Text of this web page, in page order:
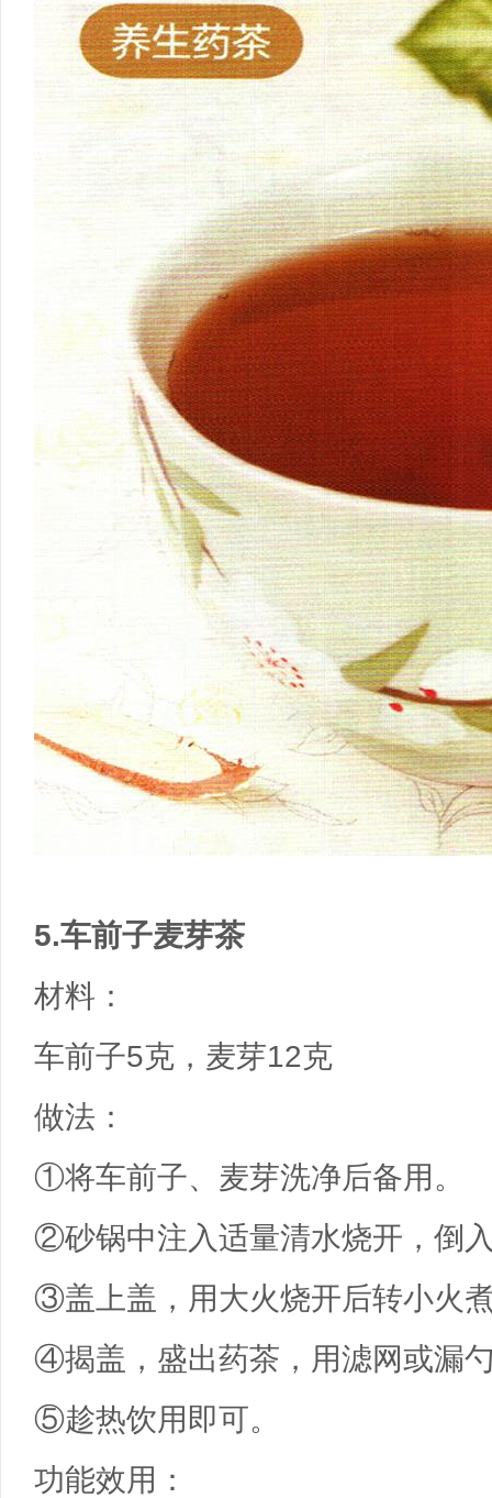
5.车前子麦芽茶
材料：
车前子5克，麦芽12克
做法：
①将车前子、麦芽洗净后备用。
②砂锅中注入适量清水烧开，倒
③盖上盖，用大火烧开后转小火
④揭盖，盛出药茶，用滤网或漏
⑤趁热饮用即可。
功能效用：